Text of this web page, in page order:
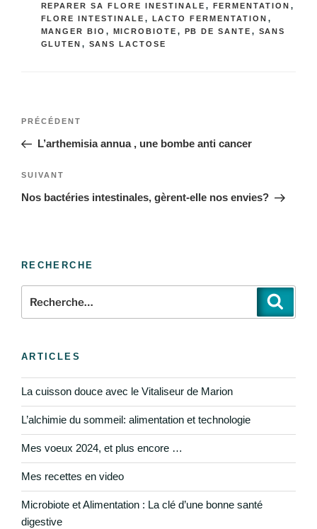
REPARER SA FLORE INESTINALE , FERMENTATION ,
FLORE INTESTINALE , LACTO FERMENTATION ,
MANGER BIO , MICROBIOTE , PB DE SANTE , SANS
GLUTEN , SANS LACTOSE
PRÉCÉDENT
L’arthemisia annua , une bombe anti cancer
SUIVANT
Nos bactéries intestinales, gèrent-elle nos envies?
RECHERCHE
ARTICLES
La cuisson douce avec le Vitaliseur de Marion
L’alchimie du sommeil: alimentation et technologie
Mes voeux 2024, et plus encore …
Mes recettes en video
Microbiote et Alimentation : La clé d’une bonne santé
digestive